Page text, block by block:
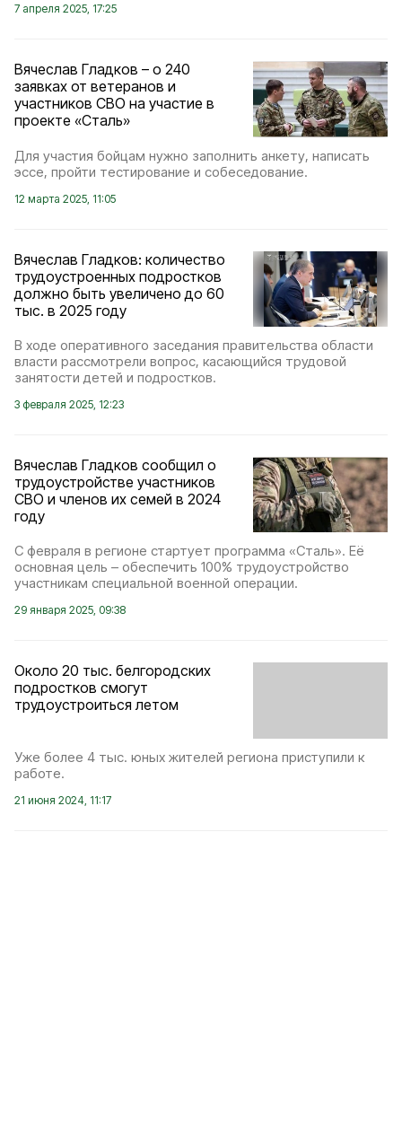
7 апреля 2025, 17:25
Вячеслав Гладков – о 240
заявках от ветеранов и
участников СВО на участие в
проекте «Сталь»
Для участия бойцам нужно заполнить анкету, написать
эссе, пройти тестирование и собеседование.
12 марта 2025, 11:05
Вячеслав Гладков: количество
трудоустроенных подростков
должно быть увеличено до 60
тыс. в 2025 году
В ходе оперативного заседания правительства области
власти рассмотрели вопрос, касающийся трудовой
занятости детей и подростков.
3 февраля 2025, 12:23
Вячеслав Гладков сообщил о
трудоустройстве участников
СВО и членов их семей в 2024
году
С февраля в регионе стартует программа «Сталь». Её
основная цель – обеспечить 100% трудоустройство
участникам специальной военной операции.
29 января 2025, 09:38
Около 20 тыс. белгородских
подростков смогут
трудоустроиться летом
Уже более 4 тыс. юных жителей региона приступили к
работе.
21 июня 2024, 11:17